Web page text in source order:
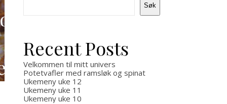
Pannestekt
skrei med
potetmos,
Søk
Recent Posts
Velkommen til mitt univers
Potetvafler med ramsløk og spinat
Ukemeny uke 12
Ukemeny uke 11
Ukemeny uke 10